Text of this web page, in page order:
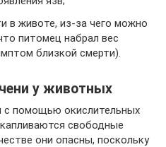
в животе, из-за чего можно
питомец набрал вес
близкой смерти).
у животных
с помощью окислительных
свободные
они опасны, поскольку